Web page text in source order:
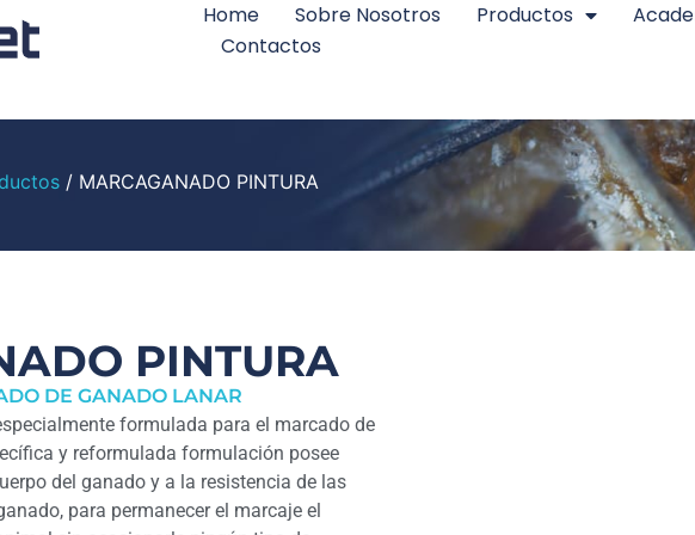
Home Sobre Nosotros Productos
Contactos
/ MARCAGANADO PINTURA
PINTURA
DE GANADO LANAR
formulada para el marcado de
y reformulada formulación posee
del ganado y a la resistencia de las
para permanecer el marcaje el